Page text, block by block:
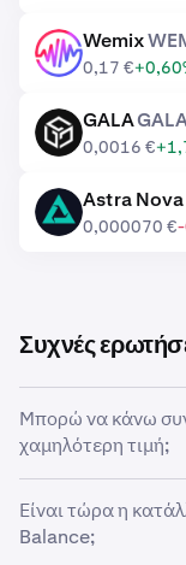
WEMIX Wemix
0,17 €
GALA GALA
0,0016 €
RVV Astra Nova
0,000070 €
Συχνές
Μπορώ να κάνω
χαμηλότερη τιμή;
εντολές στην
Balance αν η τιμή
Είναι τώρα η
Balance;